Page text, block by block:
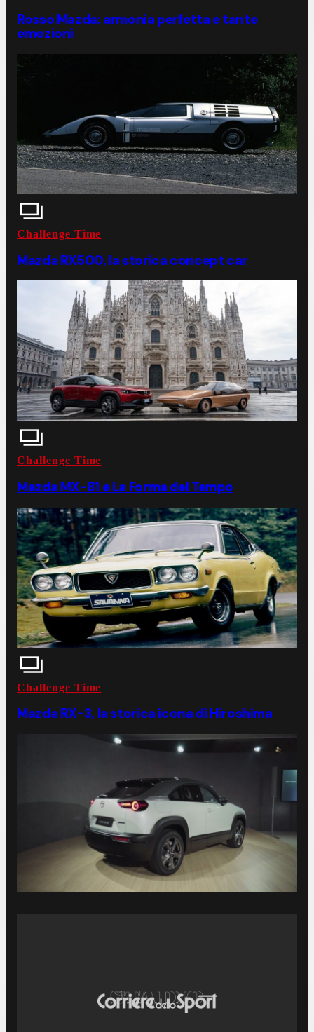
Rosso Mazda: armonia perfetta e tante
emozioni
Challenge Time
Mazda RX500, la storica concept car
Challenge Time
Mazda MX-81 e La Forma del Tempo
Challenge Time
Mazda RX-3, la storica icona di Hiroshima